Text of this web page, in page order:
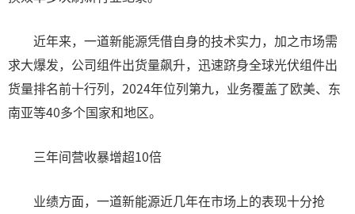
近年来，一道新能源凭借自身的技术实力，加之市场需
求大爆发，公司组件出货量飙升，迅速跻身全球光伏组件出
货量排名前十行列，2024年位列第九，业务覆盖了欧美、东
南亚等40多个国家和地区。
三年间营收暴增超10倍
业绩方面，一道新能源近几年在市场上的表现十分抢